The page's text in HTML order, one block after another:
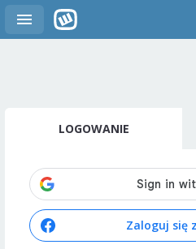
LOGOWANIE
Zaloguj się